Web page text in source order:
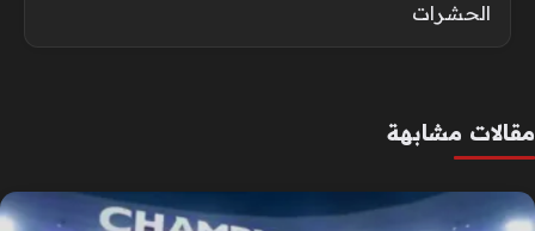
الحشرات
مقالات مشابهة